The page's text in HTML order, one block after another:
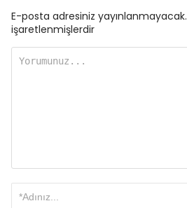
E-posta adresiniz yayınlanmayacak.
işaretlenmişlerdir